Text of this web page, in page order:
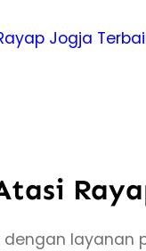
Jogja
layanan